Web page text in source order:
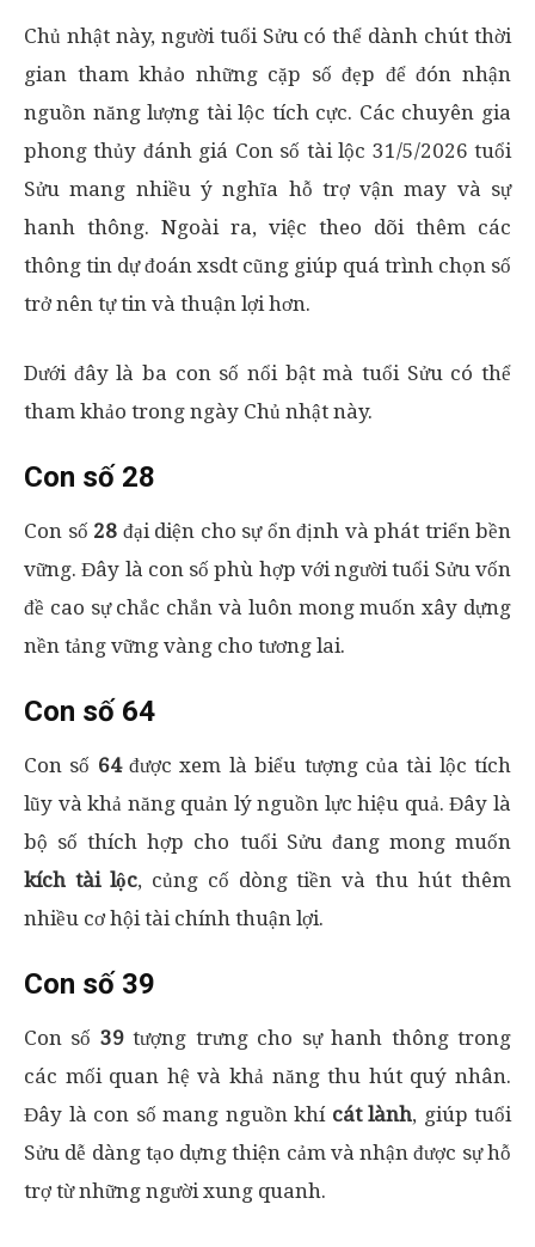
Chủ nhật này, người tuổi Sửu có thể dành chút thời
gian tham khảo những cặp số đẹp để đón nhận
nguồn năng lượng tài lộc tích cực. Các chuyên gia
phong thủy đánh giá Con số tài lộc 31/5/2026 tuổi
Sửu mang nhiều ý nghĩa hỗ trợ vận may và sự
hanh thông. Ngoài ra, việc theo dõi thêm các
thông tin dự đoán xsdt cũng giúp quá trình chọn số
trở nên tự tin và thuận lợi hơn.
Dưới đây là ba con số nổi bật mà tuổi Sửu có thể
tham khảo trong ngày Chủ nhật này.
Con số 28
Con số 28 đại diện cho sự ổn định và phát triển bền
vững. Đây là con số phù hợp với người tuổi Sửu vốn
đề cao sự chắc chắn và luôn mong muốn xây dựng
nền tảng vững vàng cho tương lai.
Con số 64
Con số 64được xem là biểu tượng của tài lộc tích
lũy và khả năng quản lý nguồn lực hiệu quả. Đây là
bộ số thích hợp cho tuổi Sửu đang mong muốn
kích tài lộc, củng cố dòng tiền và thu hút thêm
nhiều cơ hội tài chính thuận lợi.
Con số 39
Con số 39tượng trưng cho sự hanh thông trong
các mối quan hệ và khả năng thu hút quý nhân.
Đây là con số mang nguồn khí cát lành, giúp tuổi
Sửu dễ dàng tạo dựng thiện cảm và nhận được sự hỗ
trợ từ những người xung quanh.